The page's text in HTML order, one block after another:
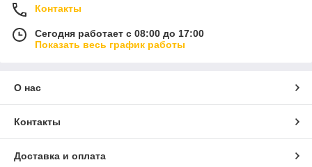
Контакты
Сегодня работает с 08:00 до 17:00
Показать весь график работы
О нас
Контакты
Доставка и оплата